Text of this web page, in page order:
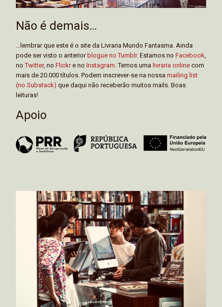
Não é demais…
...lembrar que este é o site da Livraria Mundo Fantasma. Ainda
pode ser visto o anteriorblogue no Tumblr. Estamos no Facebook
noTwitter, no Flickre no Instagram . Temos uma livraria online com
mais de 20.000 títulos. Podem inscrever-se na nossa mailing list
(no Substack) que daqui não receberão muitos mails. Boas
leituras!
Apoio